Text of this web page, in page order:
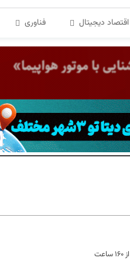
اقتصاد دیجیتال فناوری